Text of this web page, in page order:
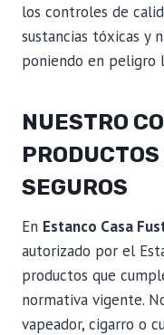
los controles de
sustancias tóxicas y
poniendo en peligro
NUESTRO
SEGUROS
En Estanco Casa
autorizado por el
productos que
normativa vigente.
vapeador, cigarro o